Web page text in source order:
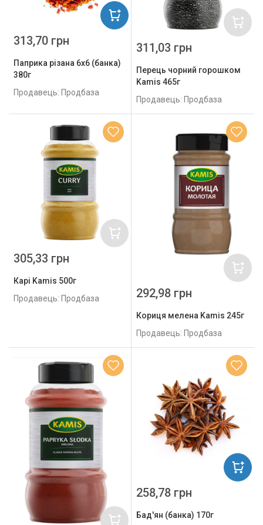
Паприка різана 6х6 (банка)
380г
Продавець: Продбаза
313,70 грн
Перець чорний горошком
Kamis 465г
Продавець: Продбаза
311,03 грн
Карі Kamis 500г
Продавець: Продбаза
305,33 грн
Кориця мелена Kamis 245г
Продавець: Продбаза
292,98 грн
Бад'ян (банка) 170г
258,78 грн